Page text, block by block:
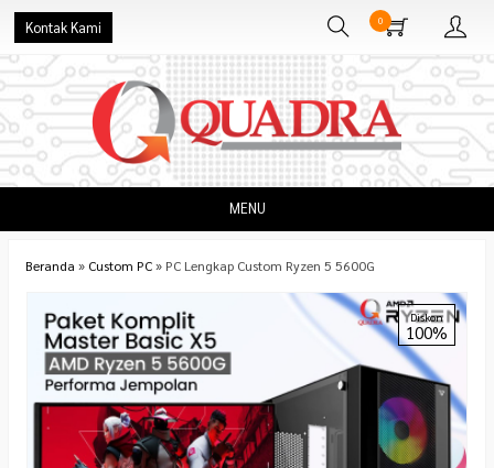
Kontak Kami 0
MENU
Beranda » Custom PC» PC Lengkap Custom Ryzen 5 5600G
Diskon
100%